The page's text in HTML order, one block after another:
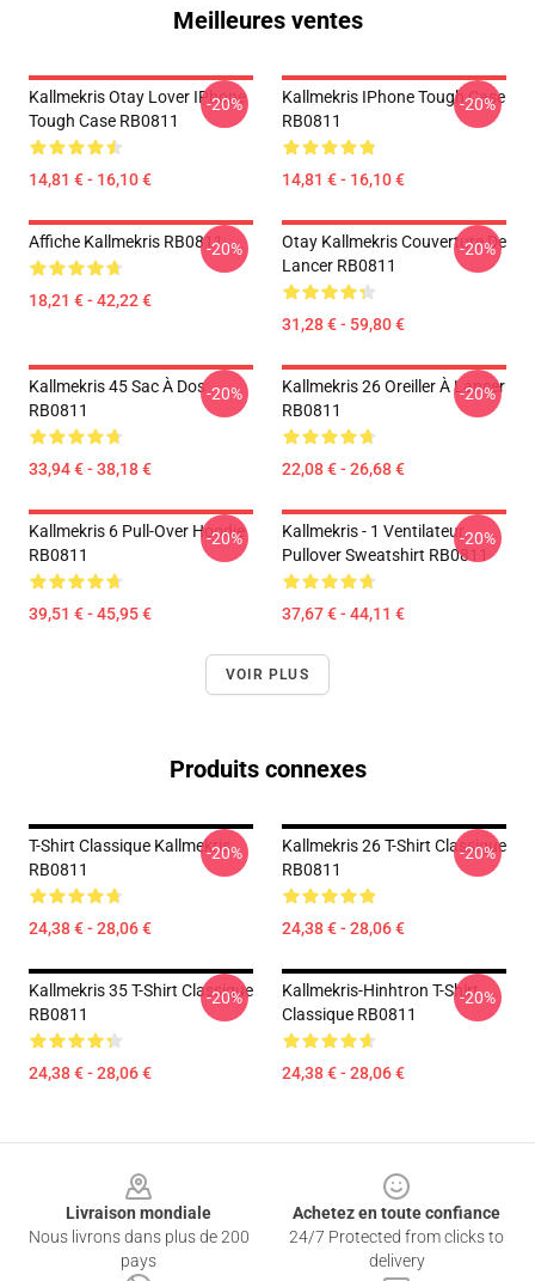
Meilleures ventes
Kallmekris Otay Lover IPhone
Tough Case RB0811
14,81 € - 16,10 €
-20%
Kallmekris IPhone Tough Case
RB0811
14,81 € - 16,10 €
-20%
Affiche Kallmekris RB0811
18,21 € - 42,22 €
-20%
Otay Kallmekris Couverture De
Lancer RB0811
31,28 € - 59,80 €
-20%
Kallmekris 45 Sac À Dos
RB0811
33,94 € - 38,18 €
-20%
Kallmekris 26 Oreiller À Lancer
RB0811
22,08 € - 26,68 €
-20%
Kallmekris 6 Pull-Over Hoodie
RB0811
39,51 € - 45,95 €
-20%
Kallmekris - 1 Ventilateur
Pullover Sweatshirt RB0811
37,67 € - 44,11 €
-20%
VOIR PLUS
Produits connexes
T-Shirt Classique Kallmekris
RB0811
24,38 € - 28,06 €
-20%
Kallmekris 26 T-Shirt Classique
RB0811
24,38 € - 28,06 €
-20%
Kallmekris 35 T-Shirt Classique
RB0811
24,38 € - 28,06 €
-20%
Kallmekris-Hinhtron T-Shirt
Classique RB0811
24,38 € - 28,06 €
-20%
Livraison mondiale
Nous livrons dans plus de 200
pays
Achetez en toute confiance
24/7 Protected from clicks to
delivery